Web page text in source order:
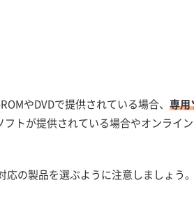
やDVDで提供されている場合、 専用
フトが提供されている場合やオンライ
の製品を選ぶように注意しましょう。